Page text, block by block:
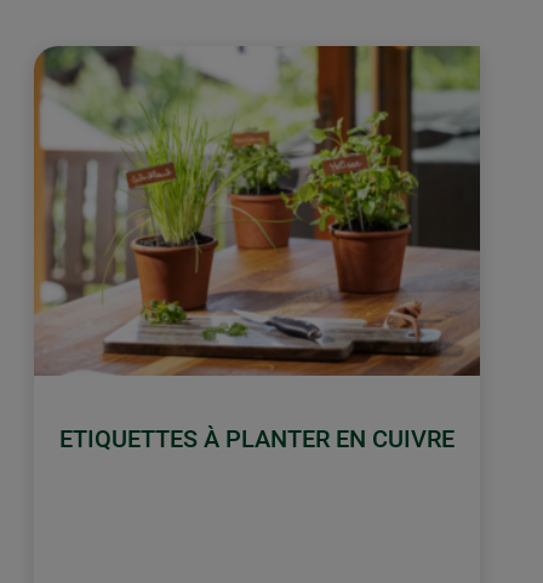
ETIQUETTES À PLANTER EN CUIVRE